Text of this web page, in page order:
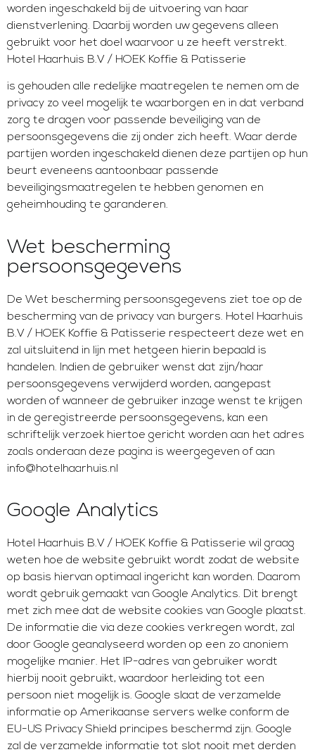
worden ingeschakeld bij de uitvoering van haar
dienstverlening. Daarbij worden uw gegevens alleen
gebruikt voor het doel waarvoor u ze heeft verstrekt.
Hotel Haarhuis B.V / HOEK Koffie & Patisserie
is gehouden alle redelijke maatregelen te nemen om de
privacy zo veel mogelijk te waarborgen en in dat verband
zorg te dragen voor passende beveiliging van de
persoonsgegevens die zij onder zich heeft. Waar derde
partijen worden ingeschakeld dienen deze partijen op hun
beurt eveneens aantoonbaar passende
beveiligingsmaatregelen te hebben genomen en
geheimhouding te garanderen.
Wet bescherming
persoonsgegevens
De Wet bescherming persoonsgegevens ziet toe op de
bescherming van de privacy van burgers. Hotel Haarhuis
B.V / HOEK Koffie & Patisserie respecteert deze wet en
zal uitsluitend in lijn met hetgeen hierin bepaald is
handelen. Indien de gebruiker wenst dat zijn/haar
persoonsgegevens verwijderd worden, aangepast
worden of wanneer de gebruiker inzage wenst te krijgen
in de geregistreerde persoonsgegevens, kan een
schriftelijk verzoek hiertoe gericht worden aan het adres
zoals onderaan deze pagina is weergegeven of aan
info@hotelhaarhuis.nl
Google Analytics
Hotel Haarhuis B.V / HOEK Koffie & Patisserie wil graag
weten hoe de website gebruikt wordt zodat de website
op basis hiervan optimaal ingericht kan worden. Daarom
wordt gebruik gemaakt van Google Analytics. Dit brengt
met zich mee dat de website cookies van Google plaatst.
De informatie die via deze cookies verkregen wordt, zal
door Google geanalyseerd worden op een zo anoniem
mogelijke manier. Het IP-adres van gebruiker wordt
hierbij nooit gebruikt, waardoor herleiding tot een
persoon niet mogelijk is. Google slaat de verzamelde
informatie op Amerikaanse servers welke conform de
EU-US Privacy Shield principes beschermd zijn. Google
zal de verzamelde informatie tot slot nooit met derden